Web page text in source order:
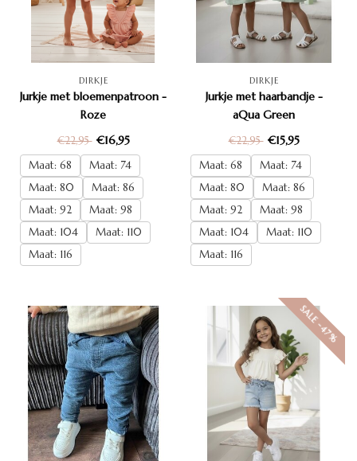
DIRKJE
Jurkje met bloemenpatroon -
Roze
€22,95 €16,95
Maat: 68
Maat: 74
Maat: 80
Maat: 86
Maat: 92
Maat: 98
Maat: 104
Maat: 110
Maat: 116
DIRKJE
Jurkje met haarbandje -
aQua Green
€22,95 €15,95
Maat: 68
Maat: 74
Maat: 80
Maat: 86
Maat: 92
Maat: 98
Maat: 104
Maat: 110
Maat: 116
SALE -47%